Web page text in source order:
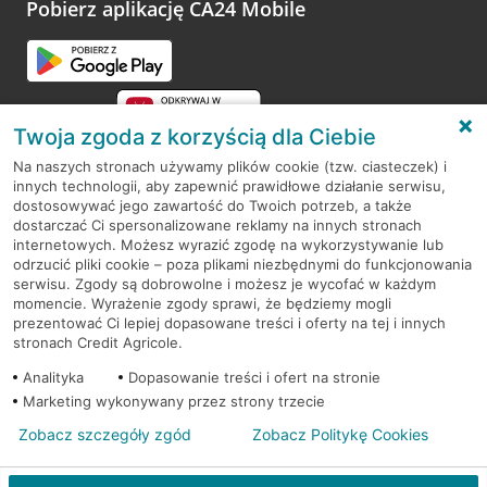
Pobierz aplikację CA24 Mobile
RODO
Regulamin serwisu
Mapa serwisu
PolitykaCookies
© 2026 Credit Agricole Bank Polska S.A. Wszelkie prawa zastrzeżone
Twoja zgoda z korzyścią dla Ciebie
Na naszych stronach używamy plików cookie (tzw. ciasteczek) i
innych technologii, aby zapewnić prawidłowe działanie serwisu,
dostosowywać jego zawartość do Twoich potrzeb, a także
dostarczać Ci spersonalizowane reklamy na innych stronach
internetowych. Możesz wyrazić zgodę na wykorzystywanie lub
odrzucić pliki cookie – poza plikami niezbędnymi do funkcjonowania
serwisu. Zgody są dobrowolne i możesz je wycofać w każdym
momencie. Wyrażenie zgody sprawi, że będziemy mogli
prezentować Ci lepiej dopasowane treści i oferty na tej i innych
stronach Credit Agricole.
Analityka
Dopasowanie treści i ofert na stronie
Marketing wykonywany przez strony trzecie
Zobacz szczegóły zgód Zobacz Politykę Cookies